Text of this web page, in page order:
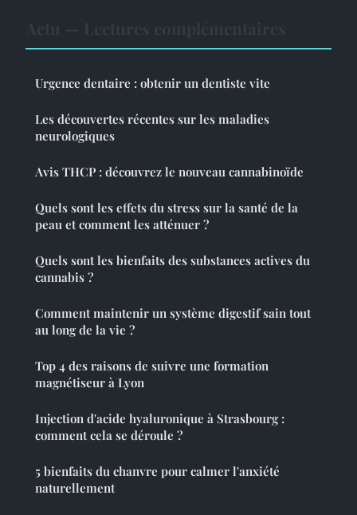
Urgence dentaire : obtenir un dentiste vite
Les découvertes récentes sur les maladies
neurologiques
Avis THCP : découvrez le nouveau cannabinoïde
Quels sont les effets du stress sur la santé de la
peau et comment les atténuer ?
Quels sont les bienfaits des substances actives du
cannabis ?
Comment maintenir un système digestif sain tout
au long de la vie ?
Top 4 des raisons de suivre une formation
magnétiseur à Lyon
Injection d'acide hyaluronique à Strasbourg :
comment cela se déroule ?
5 bienfaits du chanvre pour calmer l'anxiété
naturellement